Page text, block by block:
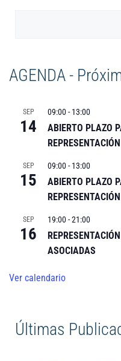
AGENDA -
SEP
14
09:00-13:00
ABIERTO PLAZO
SEP
15
09:00-13:00
ABIERTO PLAZO
SEP
16
19:00-21:00
ASOCIADAS
Ver calendario
Últimas